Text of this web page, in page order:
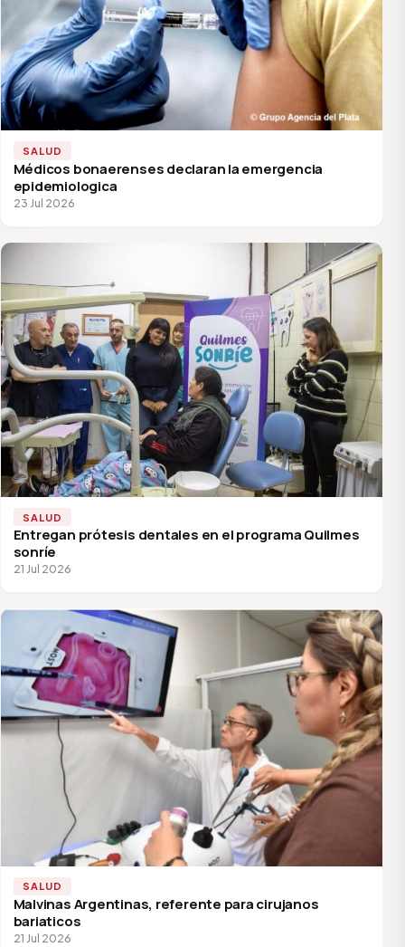
SALUD
Médicos bonaerenses declaran la emergencia
epidemiologica
23 Jul 2026
SALUD
Entregan prótesis dentales en el programa Quilmes
sonríe
21 Jul 2026
SALUD
Malvinas Argentinas, referente para cirujanos
bariaticos
21 Jul 2026